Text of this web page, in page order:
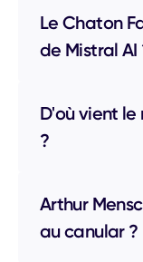
Le Chaton
de Mistral AI
D'où vient le
?
Arthur
au canular ?